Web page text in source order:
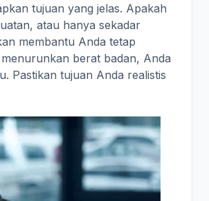
tujuan yang jelas. Apakah
atau hanya sekadar
membantu Anda tetap
berat badan, Anda
Pastikan tujuan Anda realistis